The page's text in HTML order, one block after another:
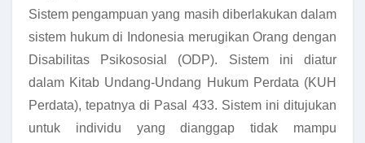
Sistem pengampuan yang masih diberlakukan dalam
sistem hukum di Indonesia merugikan Orang dengan
Disabilitas Psikososial (ODP). Sistem ini diatur
dalam Kitab Undang-Undang Hukum Perdata (KUH
Perdata), tepatnya di Pasal 433. Sistem ini ditujukan
untuk individu yang dianggap tidak mampu